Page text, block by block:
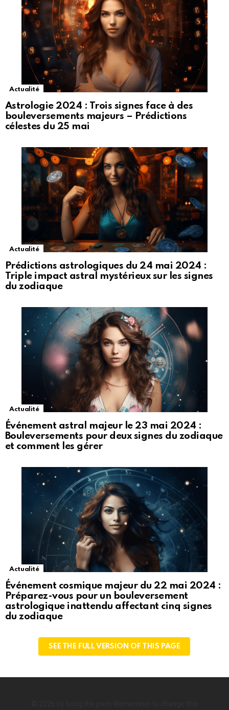
Actualité
Astrologie 2024 : Trois signes face à des
bouleversements majeurs – Prédictions
célestes du 25 mai
Actualité
Prédictions astrologiques du 24 mai 2024 :
Triple impact astral mystérieux sur les signes
du zodiaque
Actualité
Événement astral majeur le 23 mai 2024 :
Bouleversements pour deux signes du zodiaque
et comment les gérer
Actualité
Événement cosmique majeur du 22 mai 2024 :
Préparez-vous pour un bouleversement
astrologique inattendu affectant cinq signes
du zodiaque
SEE THE FULL VERSION OF THIS PAGE